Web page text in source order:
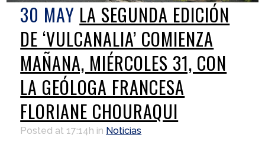
30 MAY LA SEGUNDA EDICIÓN
DE ‘VULCANALIA’ COMIENZA
MAÑANA, MIÉRCOLES 31, CON
LA GEÓLOGA FRANCESA
FLORIANE CHOURAQUI
Posted at 17:14h in Noticias